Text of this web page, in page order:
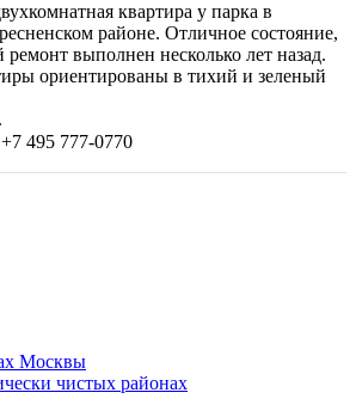
квартира у парка в
районе. Отличное состояние,
ремонт выполнен несколько лет назад.
ориентированы в тихий и зеленый
495 777-0770
Москвы
чистых районах